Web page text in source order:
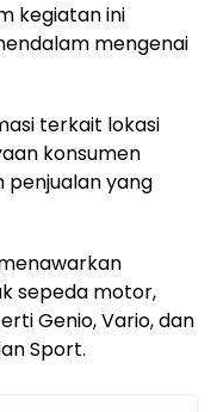
kegiatan ini
mengenai
terkait lokasi
konsumen
penjualan yang
sepeda motor,
Genio, Vario, dan
Sport.